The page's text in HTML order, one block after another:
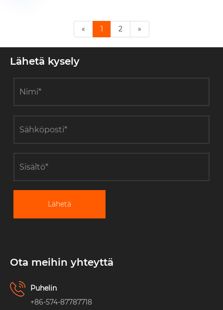
« 1 2 »
Lähetä kysely
Lähetä
Ota meihin yhteyttä
Puhelin
+86-574-87787718